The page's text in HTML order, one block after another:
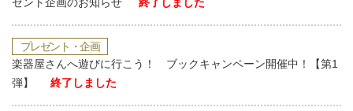
プレゼント・企画
楽器屋さんへ遊びに行こう！ ブックキャンペーン開催中！【第1
弾】
終了しました